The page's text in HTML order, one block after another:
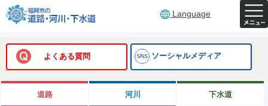
Language
よくある質問 ソーシャルメディア
道路 河川 下水道